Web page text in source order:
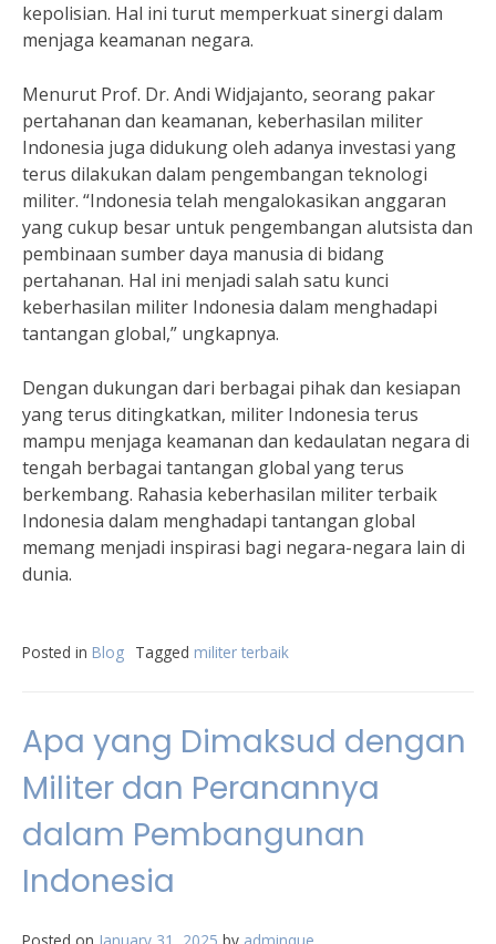
kepolisian. Hal ini turut memperkuat sinergi dalam
menjaga keamanan negara.
Menurut Prof. Dr. Andi Widjajanto, seorang pakar
pertahanan dan keamanan, keberhasilan militer
Indonesia juga didukung oleh adanya investasi yang
terus dilakukan dalam pengembangan teknologi
militer. “Indonesia telah mengalokasikan anggaran
yang cukup besar untuk pengembangan alutsista dan
pembinaan sumber daya manusia di bidang
pertahanan. Hal ini menjadi salah satu kunci
keberhasilan militer Indonesia dalam menghadapi
tantangan global,” ungkapnya.
Dengan dukungan dari berbagai pihak dan kesiapan
yang terus ditingkatkan, militer Indonesia terus
mampu menjaga keamanan dan kedaulatan negara di
tengah berbagai tantangan global yang terus
berkembang. Rahasia keberhasilan militer terbaik
Indonesia dalam menghadapi tantangan global
memang menjadi inspirasi bagi negara-negara lain di
dunia.
Posted in Blog Tagged militer terbaik
Apa yang Dimaksud dengan
Militer dan Peranannya
dalam Pembangunan
Indonesia